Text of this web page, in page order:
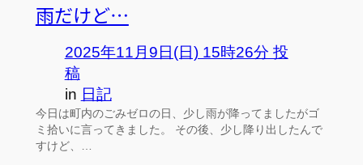
雨だけど…
2025年11月9日(日) 15時26分 投
稿
in 日記
今日は町内のごみゼロの日、少し雨が降ってましたがゴ
ミ拾いに言ってきました。 その後、少し降り出したんで
すけど、…